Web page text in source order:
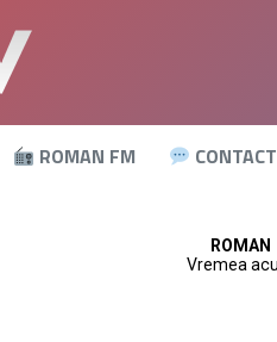
ROMAN FM CONTACT